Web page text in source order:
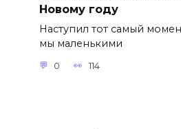
Новому году
Наступил тот самый
мы маленькими
0 114